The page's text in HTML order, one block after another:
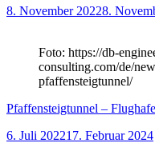
8. November 20228.
Foto: https://db-
consulting.com/de/
pfaffensteigtunnel/
Pfaffensteigtunnel –
6. Juli 202217. Februar 2024